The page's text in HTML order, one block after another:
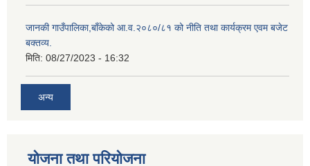
जानकी गाउँपालिका,बाँकेको आ.व.२०८०/८१ को नीति तथा कार्यक्रम एवम बजेट
बक्तव्य.
मिति: 08/27/2023 - 16:32
अन्य
योजना तथा परियोजना